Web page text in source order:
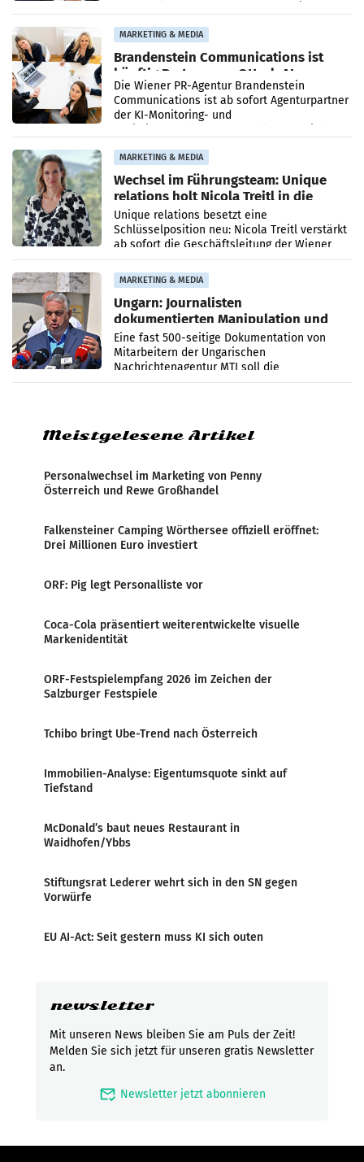
MARKETING & MEDIA
Brandenstein Communications ist
künftig Partner von OtterlyAI
Die Wiener PR-Agentur Brandenstein
Communications ist ab sofort Agenturpartner
der KI-Monitoring- und
MARKETING & MEDIA
Wechsel im Führungsteam: Unique
relations holt Nicola Treitl in die
Geschäftsleitung
Unique relations besetzt eine
Schlüsselposition neu: Nicola Treitl verstärkt
ab sofort die Geschäftsleitung der Wiener
PR-Agentur an der Seite von Josef Kalina und
Anna Kalina-Mahr.
MARKETING & MEDIA
Ungarn: Journalisten
dokumentierten Manipulation und
Zensur
Eine fast 500-seitige Dokumentation von
Mitarbeitern der Ungarischen
Nachrichtenagentur MTI soll die
systematische Nachrichten-Manipulation und
Meistgelesene Artikel
Personalwechsel im Marketing von Penny
Österreich und Rewe Großhandel
Falkensteiner Camping Wörthersee offiziell eröffnet:
Drei Millionen Euro investiert
ORF: Pig legt Personalliste vor
Coca-Cola präsentiert weiterentwickelte visuelle
Markenidentität
ORF-Festspielempfang 2026 im Zeichen der
Salzburger Festspiele
Tchibo bringt Ube-Trend nach Österreich
Immobilien-Analyse: Eigentumsquote sinkt auf
Tiefstand
McDonald’s baut neues Restaurant in
Waidhofen/Ybbs
Stiftungsrat Lederer wehrt sich in den SN gegen
Vorwürfe
EU AI-Act: Seit gestern muss KI sich outen
newsletter
Mit unseren News bleiben Sie am Puls der Zeit!
Melden Sie sich jetzt für unseren gratis Newsletter
an.
mark_email_read Newsletter jetzt abonnieren